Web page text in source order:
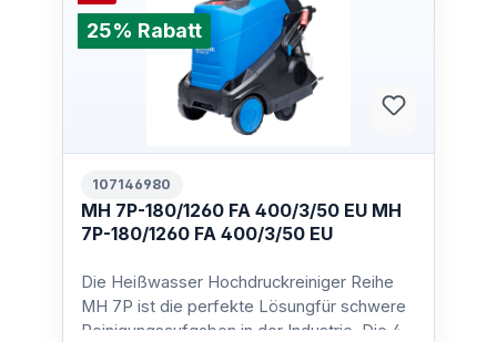
25% Rabatt
107146980
MH 7P-180/1260 FA 400/3/50 EU MH
7P-180/1260 FA 400/3/50 EU
Die Heißwasser Hochdruckreiniger Reihe
MH 7P ist die perfekte Lösungfür schwere
Reinigungsaufgaben in der Industrie. Die 4-